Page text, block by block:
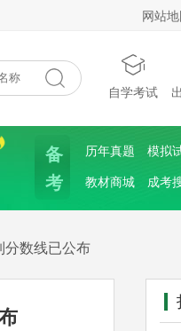
网站
自学考试
备
考
历年真题
模拟
教材商城
成考
数线已公布